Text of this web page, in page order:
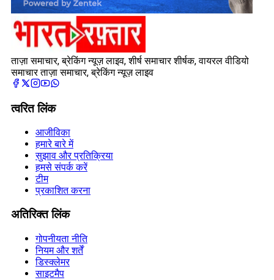
ताज़ा समाचार, ब्रेकिंग न्यूज़ लाइव, शीर्ष समाचार शीर्षक, वायरल वीडियो
समाचार ताज़ा समाचार, ब्रेकिंग न्यूज़ लाइव
त्वरित लिंक
आजीविका
हमारे बारे में
सुझाव और प्रतिक्रिया
हमसे संपर्क करें
टीम
प्रकाशित करना
अतिरिक्त लिंक
गोपनीयता नीति
नियम और शर्तें
डिस्क्लेमर
साइटमैप